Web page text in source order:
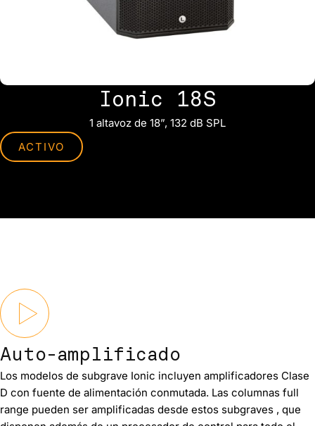
Ionic 18S
1 altavoz de 18”, 132 dB SPL
ACTIVO
Auto-amplificado
Los modelos de subgrave Ionic incluyen amplificadores Clase
D con fuente de alimentación conmutada. Las columnas full
range pueden ser amplificadas desde estos subgraves , que